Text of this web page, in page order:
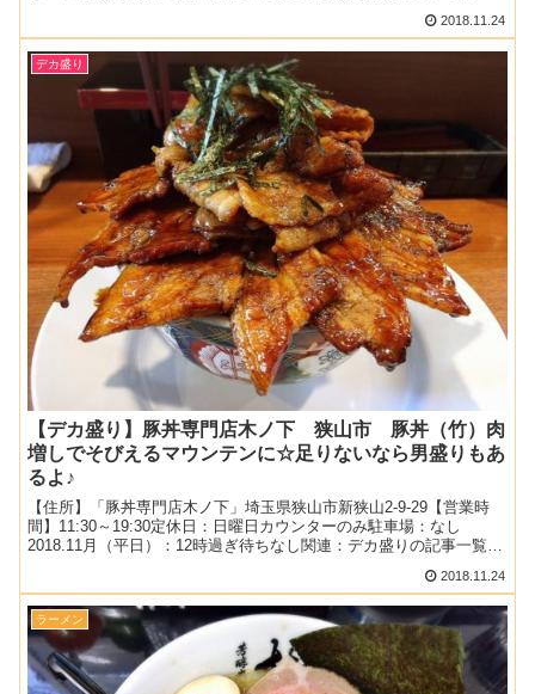
2018.11.24
デカ盛り
【デカ盛り】豚丼専門店木ノ下 狭山市 豚丼（竹）肉
増しでそびえるマウンテンに☆足りないなら男盛りもあ
るよ♪
【住所】「豚丼専門店木ノ下」埼玉県狭山市新狭山2-9-29【営業時
間】11:30～19:30定休日：日曜日カウンターのみ駐車場：なし
2018.11月（平日）：12時過ぎ待ちなし関連：デカ盛りの記事一覧
2018.11.24
ラーメン